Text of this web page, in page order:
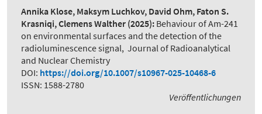
Annika Klose, Maksym Luchkov, David Ohm, Faton S.
Krasniqi, Clemens Walther (2025): Behaviour of Am-241
on environmental surfaces and the detection of the
radioluminescence signal, Journal of Radioanalytical
and Nuclear Chemistry
DOI: https://doi.org/10.1007/s10967-025-10468-6
ISSN: 1588-2780
Veröffentlichungen